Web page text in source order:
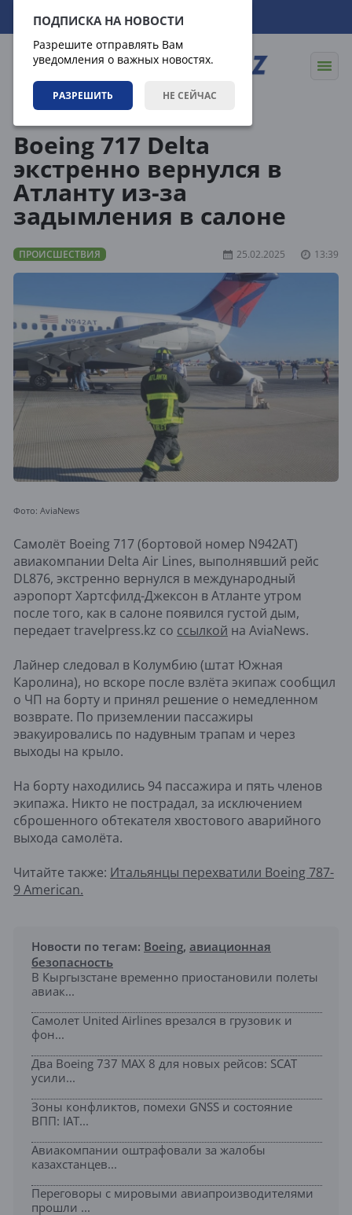
ПОДПИСКА НА НОВОСТИ
Разрешите отправлять Вам
уведомления о важных новостях.
РАЗРЕШИТЬ НЕ СЕЙЧАС
09.08.2026 13:31:15
Boeing 717 Delta
экстренно вернулся в
Атланту из-за
задымления в салоне
ПРОИСШЕСТВИЯ 25.02.2025 13:39
Фото: AviaNews
Самолёт Boeing 717 (бортовой номер N942AT)
авиакомпании Delta Air Lines, выполнявший рейс
DL876, экстренно вернулся в международный
аэропорт Хартсфилд-Джексон в Атланте утром
после того, как в салоне появился густой дым,
передает travelpress.kz со ссылкой на AviaNews.
Лайнер следовал в Колумбию (штат Южная
Каролина), но вскоре после взлёта экипаж сообщил
о ЧП на борту и принял решение о немедленном
возврате. По приземлении пассажиры
эвакуировались по надувным трапам и через
выходы на крыло.
На борту находились 94 пассажира и пять членов
экипажа. Никто не пострадал, за исключением
сброшенного обтекателя хвостового аварийного
выхода самолёта.
Читайте также: Итальянцы перехватили Boeing 787-
9 American.
Новости по тегам: Boeing, авиационная
безопасность
В Кыргызстане временно приостановили полеты
авиак...
Самолет United Airlines врезался в грузовик и
фон...
Два Boeing 737 MAX 8 для новых рейсов: SCAT
усили...
Зоны конфликтов, помехи GNSS и состояние
ВПП: IAT...
Авиакомпании оштрафовали за жалобы
казахстанцев...
Переговоры с мировыми авиапроизводителями
прошли ...